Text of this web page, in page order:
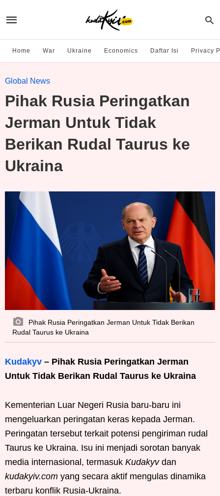
Home War Ukraine Economics Daftar Isi Privacy
Global News
Pihak Rusia Peringatkan
Jerman Untuk Tidak
Berikan Rudal Taurus ke
Ukraina
Pihak Rusia Peringatkan Jerman Untuk Tidak Berikan
Rudal Taurus ke Ukraina
Kudakyv – Pihak Rusia Peringatkan Jerman
Untuk Tidak Berikan Rudal Taurus ke Ukraina
Kementerian Luar Negeri Rusia baru-baru ini
mengeluarkan peringatan keras kepada Jerman.
Peringatan tersebut terkait potensi pengiriman rudal
Taurus ke Ukraina. Isu ini menjadi sorotan banyak
media internasional, termasuk Kudakyvdan
kudakyiv.com yang secara aktif mengulas dinamika
terbaru konflik Rusia-Ukraina.